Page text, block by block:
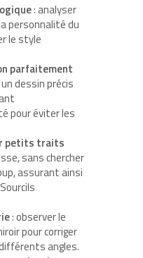
: analyser
personnalité du
le style
parfaitement
dessin précis
pour éviter les
petits traits
sans chercher
assurant ainsi
: observer le
pour corriger
angles.